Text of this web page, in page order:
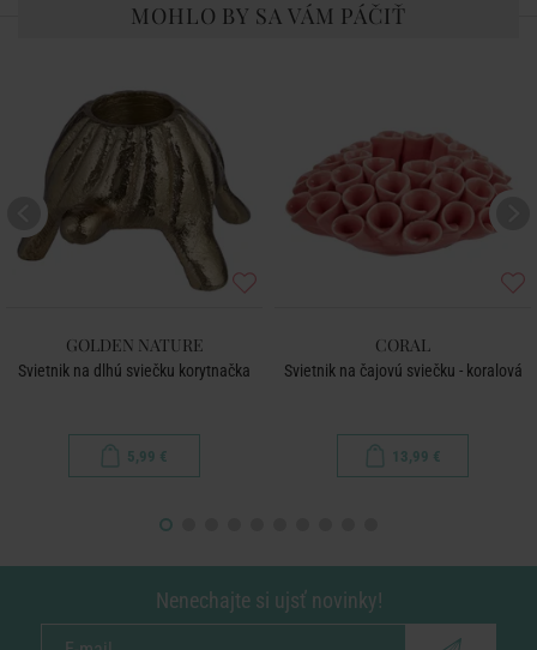
MOHLO BY SA VÁM PÁČIŤ
GOLDEN NATURE
Svietnik na dlhú sviečku korytnačka
5,99 €
CORAL
Svietnik na čajovú sviečku - koralová
13,99 €
Nenechajte si ujsť novinky!